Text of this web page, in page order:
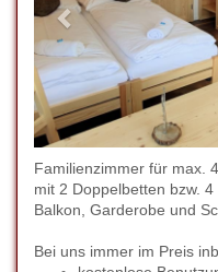
Familienzimmer für max.
mit 2 Doppelbetten bzw. 4
Balkon, Garderobe und
Bei uns immer im Preis